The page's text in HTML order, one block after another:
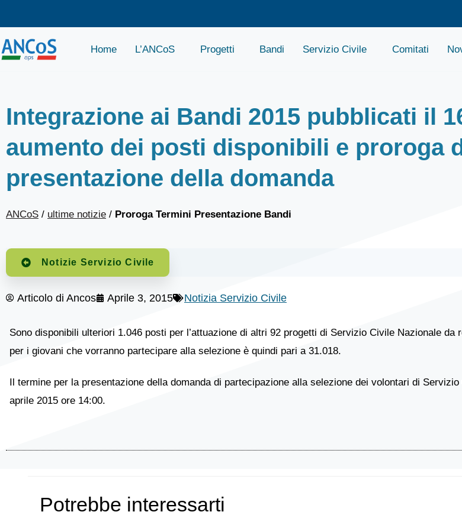
Home L’ANCoS Progetti Bandi Servizio Civile Comitati
Integrazione ai Bandi 2015 pubblicati il
aumento dei posti disponibili e proroga
presentazione della domanda
ANCoS / ultime notizie / Proroga Termini Presentazione Bandi
Notizie Servizio Civile
Articolo di Ancos Aprile 3, 2015 Notizia Servizio Civile
Sono disponibili ulteriori 1.046 posti per l’attuazione di altri 92 progetti di Servizio Civile Nazionale
per i giovani che vorranno partecipare alla selezione è quindi pari a 31.018.
Il termine per la presentazione della domanda di partecipazione alla selezione dei volontari di
aprile 2015 ore 14:00.
Potrebbe interessarti